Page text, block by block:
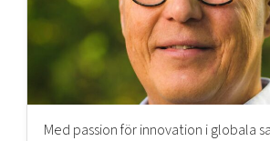
Med passion för innovation i globala